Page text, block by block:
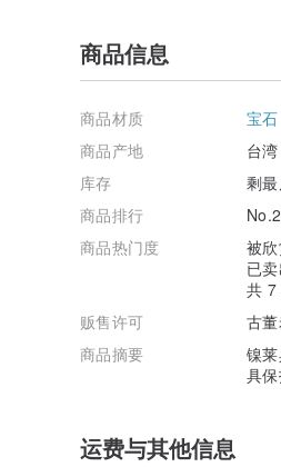
商品信息
商品材质
宝石
商品产地
台湾
库存
剩
商品排行
商品热门度
被
已
共 7
贩售许可
古
商品摘要
镍
具
运费与其他信息